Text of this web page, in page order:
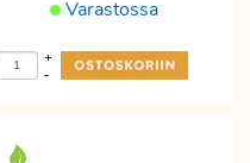
Varastossa
-
+